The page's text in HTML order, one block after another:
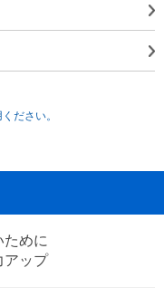
ださい。
ために
アップ